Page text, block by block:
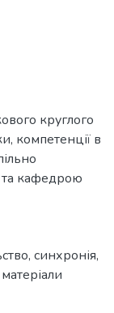
круглого
компетенції в
та кафедрою
, синхронія,
матеріали